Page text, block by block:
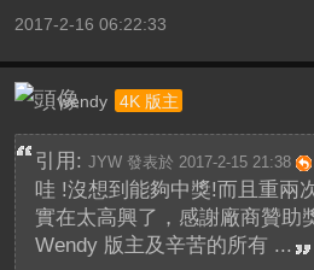
2017-2-16 06:22:33
wendy 4K 版主
引用: JYW 發表於 2017-2-15 21:38
哇 !沒想到能夠中獎!而且重兩
實在太高興了，感謝廠商贊助
Wendy 版主及辛苦的所有 ...